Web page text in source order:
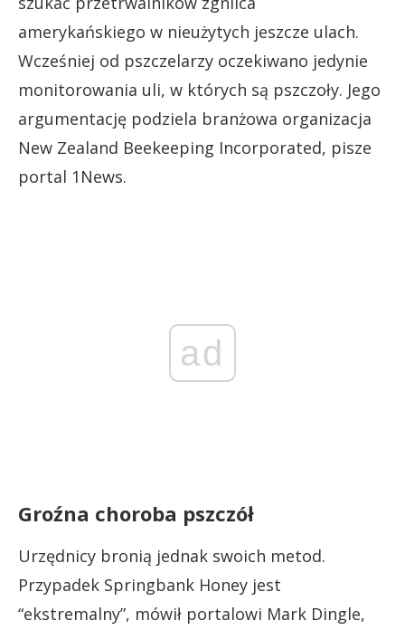
amerykańskiego w nieużytych jeszcze ulach.
Wcześniej od pszczelarzy oczekiwano jedynie
monitorowania uli, w których są pszczoły. Jego
argumentację podziela branżowa organizacja
New Zealand Beekeeping Incorporated, pisze
portal 1News.
ad
Groźna choroba pszczół
Urzędnicy bronią jednak swoich metod.
Przypadek Springbank Honey jest
“ekstremalny”, mówił portalowi Mark Dingle,